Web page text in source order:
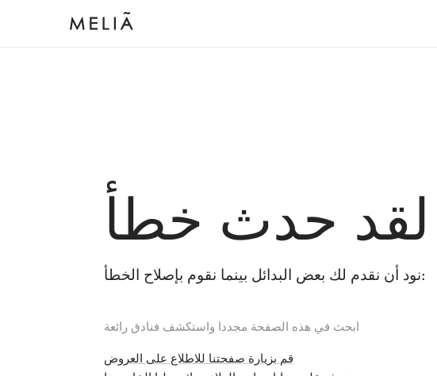
لقد حدث خطأ
نود أن نقدم لك بعض البدائل بينما نقوم بإصلاح الخطأ:
ابحث في هذه الصفحة مجددا واستكشف فنادق رائعة
قم بزيارة صفحتنا للاطلاع على العروض